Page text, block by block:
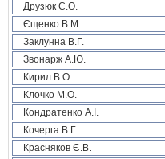
Друзюк С.О.
Єщенко В.М.
Заклунна В.Г.
Звонарж А.Ю.
Кирил В.О.
Клочко М.О.
Кондратенко А.І.
Кочерга В.Г.
Красняков Є.В.